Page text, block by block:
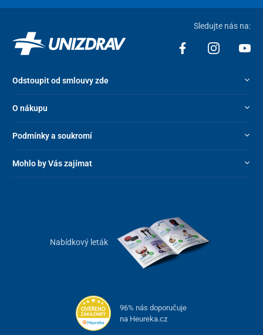
Sledujte nás na:
Odstoupit od smlouvy zde
O nákupu
Podmínky a soukromí
Mohlo by Vás zajímat
Nabídkový leták
96% nás doporučuje
na Heureka.cz